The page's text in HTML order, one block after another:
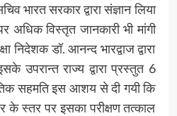
भारत सरकार द्वारा संज्ञान लिया
अधिक विस्तृत जानकारी भी मांगी
निदेशक डॉ. आनन्द भारद्वाज द्वारा
उपरान्त राज्य द्वारा प्रस्तुत 6
सहमति इस आशय से दी गयी कि
के स्तर पर इसका परीक्षण तत्काल